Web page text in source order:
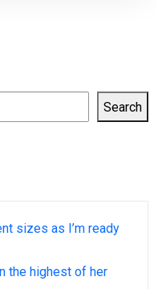
Search
sizes as I’m ready
the highest of her